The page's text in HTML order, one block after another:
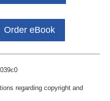
Order eBook
regarding copyright and